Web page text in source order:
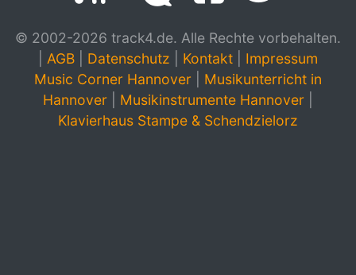
© 2002-2026 track4.de. Alle Rechte vorbehalten.
AGB Datenschutz Kontakt
Impressum
Music Corner Hannover
Musikunterricht in
Hannover
Musikinstrumente Hannover
Klavierhaus Stampe & Schendzielorz